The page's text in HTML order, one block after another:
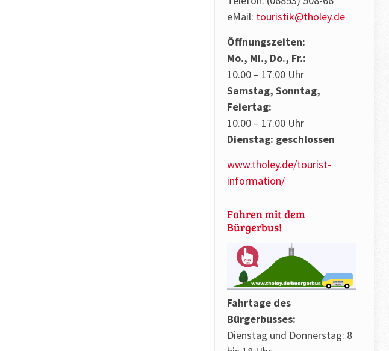
eMail: touristik@tholey.de
Öffnungszeiten:
Mo., Mi., Do., Fr.:
10.00 – 17.00 Uhr
Samstag, Sonntag,
Feiertag:
10.00 – 17.00 Uhr
Dienstag: geschlossen
www.tholey.de/tourist-
information/
Fahren mit dem
Bürgerbus!
Fahrtage des
Bürgerbusses:
Dienstag und Donnerstag: 8